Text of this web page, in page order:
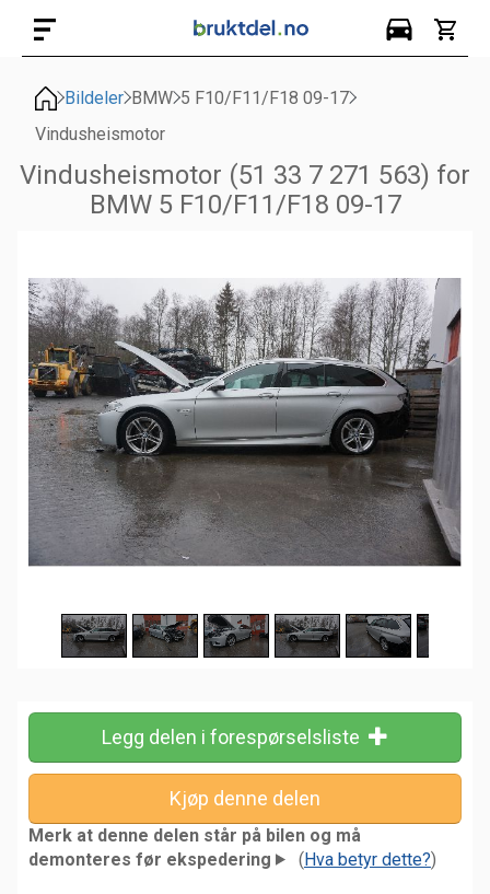
Bildeler BMW 5 F10/F11/F18 09-17
Vindusheismotor
Vindusheismotor (51 33 7 271 563) for
BMW 5 F10/F11/F18 09-17
Legg delen i forespørselsliste
Merk at denne delen står på bilen og må
demonteres før ekspedering
(Hva betyr dette?)